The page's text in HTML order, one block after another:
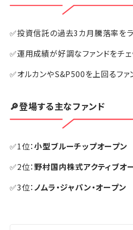
✅投資信託の過去3カ月騰落率を
✅運用成績が好調なファンドをチェ
✅オルカンやS&P500を上回るファ
🔎登場する主なファンド
✅1位：小型ブルーチップオープン
✅2位：野村国内株式アクティブオ
✅3位：ノムラ・ジャパン・オープン